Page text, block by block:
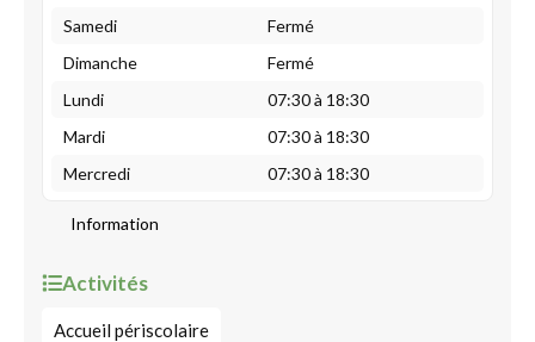
Samedi
Fermé
Dimanche
Fermé
Lundi
07:30 à 18:30
Mardi
07:30 à 18:30
Mercredi
07:30 à 18:30
Information
Activités
Accueil périscolaire